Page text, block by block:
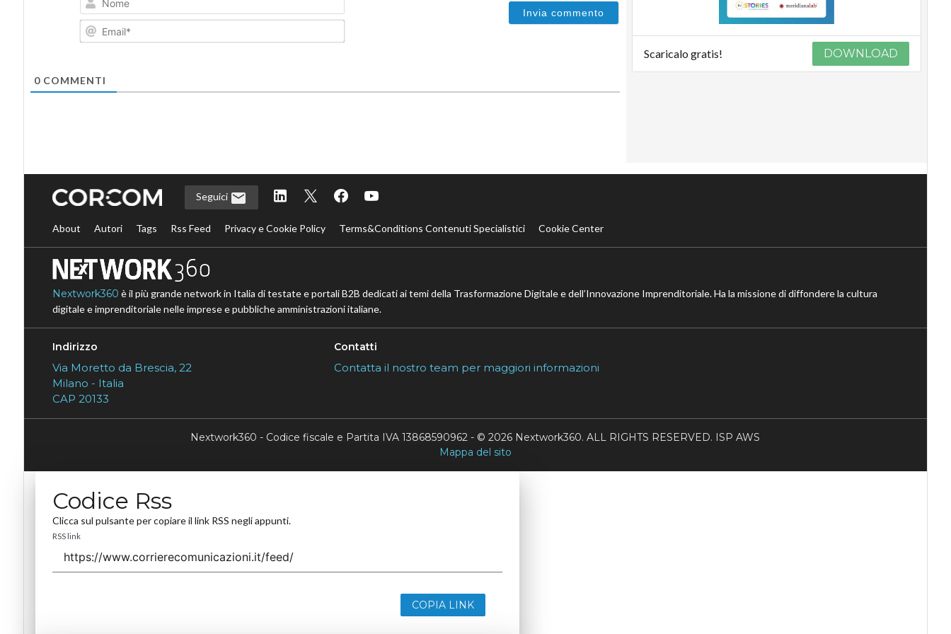
Email*
0COMMENTI
Scaricalo gratis! DOWNLOAD
Seguici
About Autori Tags Rss Feed Privacy e Cookie Policy Terms&Conditions Contenuti Specialistici Cookie Center
Nextwork360 è il più grande network in Italia di testate e portali B2B dedicati ai temi della Trasformazione Digitale e dell’Innovazione Imprenditoriale. Ha la missione di diffondere la cultura
digitale e imprenditoriale nelle imprese e pubbliche amministrazioni italiane.
Indirizzo
Via Moretto da Brescia, 22
Milano - Italia
CAP 20133
Contatti
Contatta il nostro team per maggiori informazioni
Nextwork360 - Codice fiscale e Partita IVA 13868590962 - © 2026 Nextwork360. ALL RIGHTS RESERVED. ISP AWS
Mappa del sito
Codice Rss
Clicca sul pulsante per copiare il link RSS negli appunti.
RSS link
COPIA LINK